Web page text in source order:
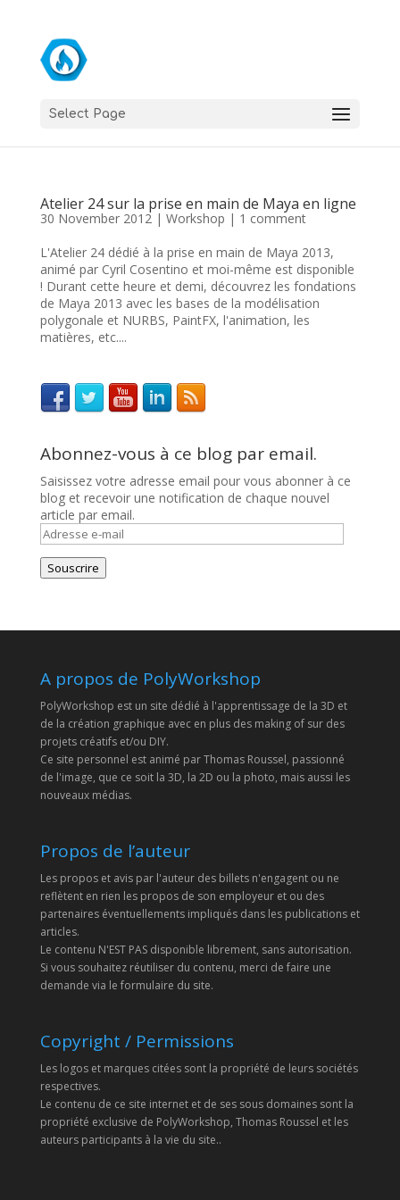
Select Page
Atelier 24 sur la prise en main de Maya en ligne
30 November 2012| Workshop | 1 comment
L'Atelier 24 dédié à la prise en main de Maya 2013,
animé par Cyril Cosentino et moi-même est disponible
! Durant cette heure et demi, découvrez les fondations
de Maya 2013 avec les bases de la modélisation
polygonale et NURBS, PaintFX, l'animation, les
matières, etc....
Abonnez-vous à ce blog par email.
Saisissez votre adresse email pour vous abonner à ce
blog et recevoir une notification de chaque nouvel
article par email.
Adresse
e-
mail
Souscrire
A propos de PolyWorkshop
PolyWorkshop est un site dédié à l'apprentissage de la 3D et
de la création graphique avec en plus des making of sur des
projets créatifs et/ou DIY.
Ce site personnel est animé par Thomas Roussel, passionné
de l'image, que ce soit la 3D, la 2D ou la photo, mais aussi les
nouveaux médias.
Propos de l’auteur
Les propos et avis par l'auteur des billets n'engagent ou ne
reflètent en rien les propos de son employeur et ou des
partenaires éventuellements impliqués dans les publications et
articles.
Le contenu N'EST PAS disponible librement, sans autorisation.
Si vous souhaitez réutiliser du contenu, merci de faire une
demande via le formulaire du site.
Copyright / Permissions
Les logos et marques citées sont la propriété de leurs sociétés
respectives.
Le contenu de ce site internet et de ses sous domaines sont la
propriété exclusive de PolyWorkshop, Thomas Roussel et les
auteurs participants à la vie du site..